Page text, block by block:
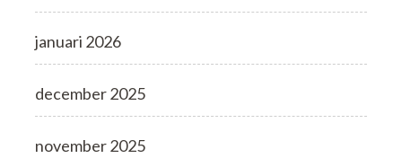
januari 2026
december 2025
november 2025